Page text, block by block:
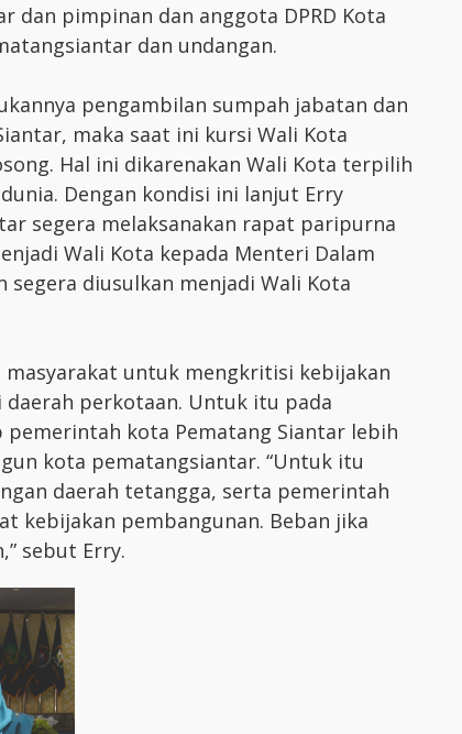
dan pimpinan dan anggota DPRD Kota
dan undangan.
pengambilan sumpah jabatan dan
maka saat ini kursi Wali Kota
Hal ini dikarenakan Wali Kota terpilih
Dengan kondisi ini lanjut Erry
segera melaksanakan rapat paripurna
Wali Kota kepada Menteri Dalam
segera diusulkan menjadi Wali Kota
untuk mengkritisi kebijakan
perkotaan. Untuk itu pada
kota Pematang Siantar lebih
kota pematangsiantar. “Untuk itu
daerah tetangga, serta pemerintah
kebijakan pembangunan. Beban jika
sebut Erry.